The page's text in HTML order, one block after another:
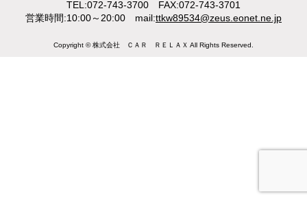
TEL:072-743-3700 FAX:072-743-3701
営業時間:10:00～20:00 mail:ttkw89534@zeus.eonet.ne.jp
Copyright © 株式会社 ＣＡＲ ＲＥＬＡＸ All Rights Reserved.